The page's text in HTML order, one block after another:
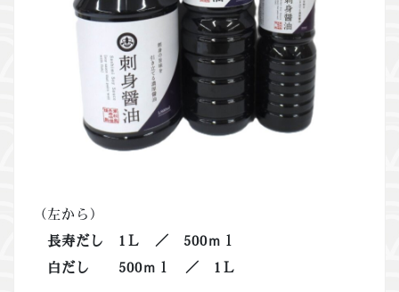
（左から）
長寿だし 1Ｌ ／ 500ｍｌ
白だし 500ｍｌ ／ 1Ｌ